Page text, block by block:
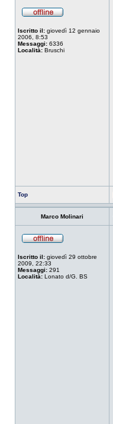
Iscritto il: giovedì 12 gennaio
2006, 8:53
Messaggi: 6336
Località: Bruschi
Top
Marco Molinari
Iscritto il: giovedì 29 ottobre
2009, 22:33
Messaggi: 291
Località: Lonato d/G. BS